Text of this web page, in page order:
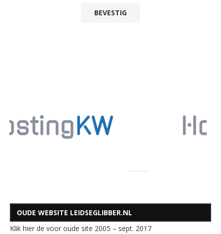
OUDE WEBSITE LEIDSEGLIBBER.NL
Klik hier de voor oude site 2005 – sept. 2017